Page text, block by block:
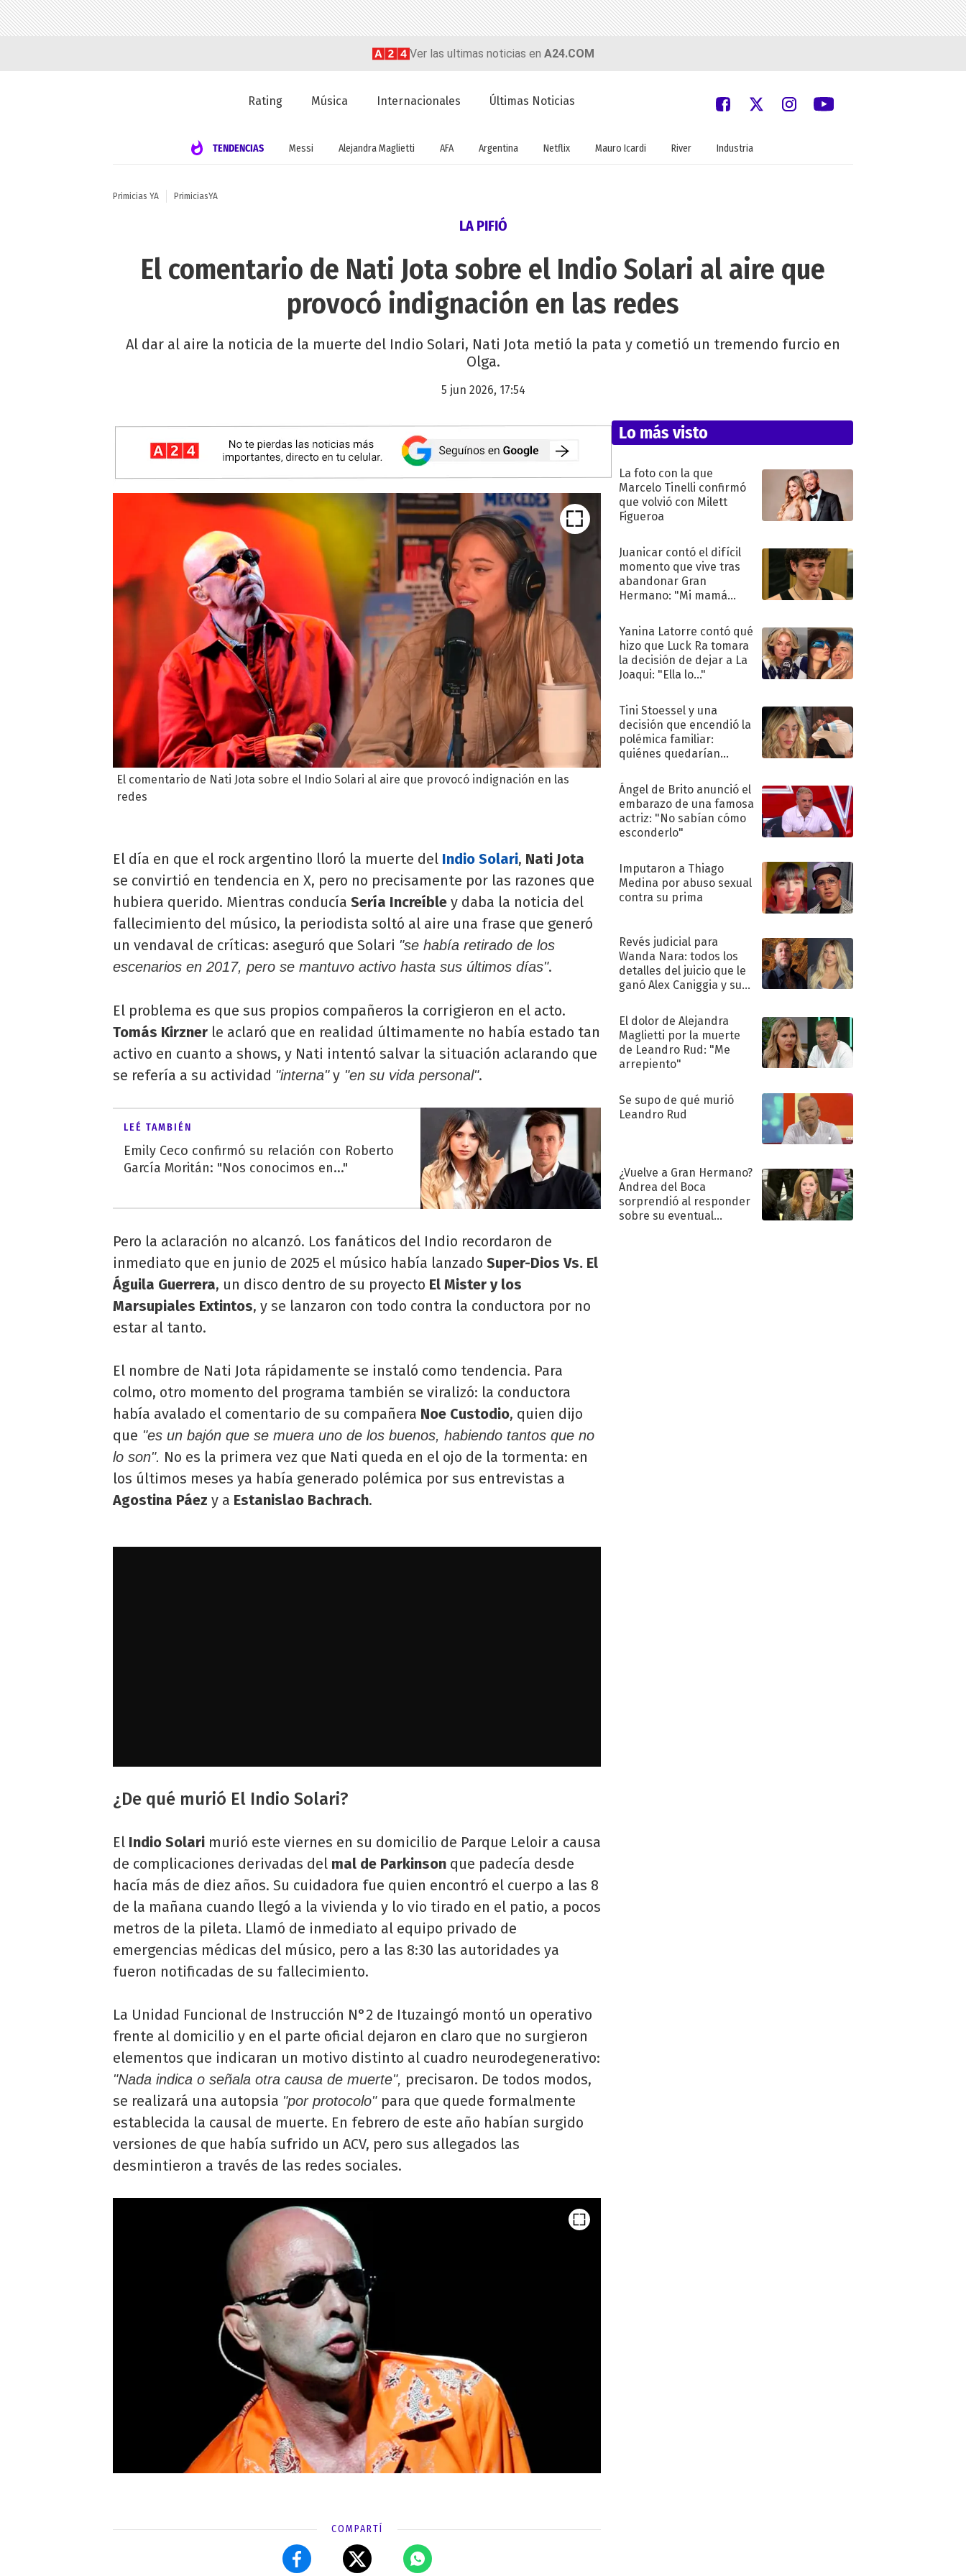
Ver las ultimas noticias en A24.COM
Rating Música Internacionales Últimas Noticias
TENDENCIAS Messi Alejandra Maglietti AFA Argentina Netflix Mauro Icardi River Industria
Primicias YA PrimiciasYA
LA PIFIÓ
El comentario de Nati Jota sobre el Indio Solari al aire que
provocó indignación en las redes
Al dar al aire la noticia de la muerte del Indio Solari, Nati Jota metió la pata y cometió un tremendo furcio en
Olga.
5 jun 2026, 17:54
El comentario de Nati Jota sobre el Indio Solari al aire que provocó indignación en las
redes
El día en que el rock argentino lloró la muerte del Indio Solari, Nati Jota
se convirtió en tendencia en X, pero no precisamente por las razones que
hubiera querido. Mientras conducía Sería Increíble y daba la noticia del
fallecimiento del músico, la periodista soltó al aire una frase que generó
un vendaval de críticas: aseguró que Solari "se había retirado de los
escenarios en 2017, pero se mantuvo activo hasta sus últimos días".
El problema es que sus propios compañeros la corrigieron en el acto.
Tomás Kirzner le aclaró que en realidad últimamente no había estado tan
activo en cuanto a shows, y Nati intentó salvar la situación aclarando que
se refería a su actividad "interna"y "en su vida personal".
LEÉ TAMBIÉN
Emily Ceco confirmó su relación con Roberto
García Moritán: "Nos conocimos en..."
Pero la aclaración no alcanzó. Los fanáticos del Indio recordaron de
inmediato que en junio de 2025 el músico había lanzado Super-Dios Vs. El
Águila Guerrera, un disco dentro de su proyecto El Mister y los
Marsupiales Extintos, y se lanzaron con todo contra la conductora por no
estar al tanto.
El nombre de Nati Jota rápidamente se instaló como tendencia. Para
colmo, otro momento del programa también se viralizó: la conductora
había avalado el comentario de su compañera Noe Custodio, quien dijo
que "es un bajón que se muera uno de los buenos, habiendo tantos que no
lo son". No es la primera vez que Nati queda en el ojo de la tormenta: en
los últimos meses ya había generado polémica por sus entrevistas a
Agostina Páez y a Estanislao Bachrach.
¿De qué murió El Indio Solari?
El Indio Solari murió este viernes en su domicilio de Parque Leloir a causa
de complicaciones derivadas del mal de Parkinson que padecía desde
hacía más de diez años. Su cuidadora fue quien encontró el cuerpo a las 8
de la mañana cuando llegó a la vivienda y lo vio tirado en el patio, a pocos
metros de la pileta. Llamó de inmediato al equipo privado de
emergencias médicas del músico, pero a las 8:30 las autoridades ya
fueron notificadas de su fallecimiento.
La Unidad Funcional de Instrucción N°2 de Ituzaingó montó un operativo
frente al domicilio y en el parte oficial dejaron en claro que no surgieron
elementos que indicaran un motivo distinto al cuadro neurodegenerativo:
"Nada indica o señala otra causa de muerte", precisaron. De todos modos,
se realizará una autopsia "por protocolo" para que quede formalmente
establecida la causal de muerte. En febrero de este año habían surgido
versiones de que había sufrido un ACV, pero sus allegados las
desmintieron a través de las redes sociales.
COMPARTÍ
Lo más visto
La foto con la que
Marcelo Tinelli confirmó
que volvió con Milett
Figueroa
Juanicar contó el difícil
momento que vive tras
abandonar Gran
Hermano: "Mi mamá
Yanina Latorre contó qué
hizo que Luck Ra tomara
la decisión de dejar a La
Joaqui: "Ella lo..."
Tini Stoessel y una
decisión que encendió la
polémica familiar:
quiénes quedarían
Ángel de Brito anunció el
embarazo de una famosa
actriz: "No sabían cómo
esconderlo"
Imputaron a Thiago
Medina por abuso sexual
contra su prima
Revés judicial para
Wanda Nara: todos los
detalles del juicio que le
ganó Alex Caniggia y sus
El dolor de Alejandra
Maglietti por la muerte
de Leandro Rud: "Me
arrepiento"
Se supo de qué murió
Leandro Rud
¿Vuelve a Gran Hermano?
Andrea del Boca
sorprendió al responder
sobre su eventual